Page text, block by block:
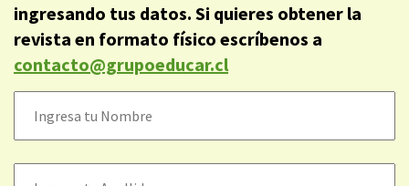
ingresando tus datos. Si quieres obtener la
revista en formato físico escríbenos a
contacto@grupoeducar.cl